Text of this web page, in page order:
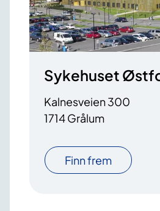
Sykehuset
Kalnesveien 300
1714 Grålum
Finn frem